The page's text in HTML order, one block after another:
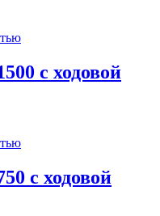
с ходовой
с ходовой